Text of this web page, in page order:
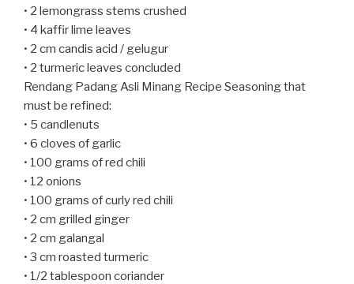
• 2 lemongrass stems crushed
• 4 kaffir lime leaves
• 2 cm candis acid / gelugur
• 2 turmeric leaves concluded
Rendang Padang Asli Minang Recipe Seasoning that
must be refined:
• 5 candlenuts
• 6 cloves of garlic
• 100 grams of red chili
• 12 onions
• 100 grams of curly red chili
• 2 cm grilled ginger
• 2 cm galangal
• 3 cm roasted turmeric
• 1/2 tablespoon coriander